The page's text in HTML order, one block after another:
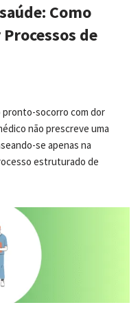
Como
de
pronto-socorro com dor
não prescreve uma
se apenas na
estruturado de